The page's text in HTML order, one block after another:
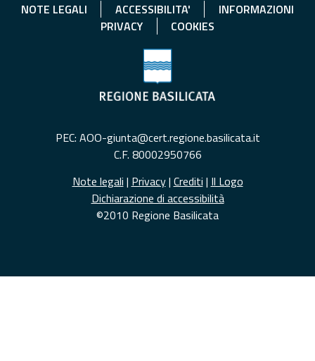
NOTE LEGALI ACCESSIBILITA'
INFORMAZIONI
PRIVACY
COOKIES
PEC: AOO-giunta@cert.regione.basilicata.it
C.F. 80002950766
Note legali | Privacy| Crediti | Il Logo
Dichiarazione di accessibilità
©2010 Regione Basilicata